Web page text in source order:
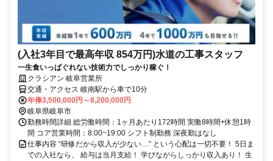
(入社3年目で最高年収 854万円)水道の工事スタッフ
一生食いっぱぐれない技術力でしっかり稼ぐ！
クラシアン 岐阜営業所
交通・アクセス 岐南駅から車で10分
年俸3,500,000円～8,200,000円
岐阜県岐阜市
勤務時間詳細 総労働時間：1ヶ月あたり172時間 実働8時間+休憩1時
間 コア営業時間：8:00~19:00 シフト制勤務 深夜勤はなし
仕事内容 “研修だから収入が少ない…” という心配は一切不要！ 5日ま
での入社なら、 給与は当月支給！ 学びながらしっかり収入あり！ 生